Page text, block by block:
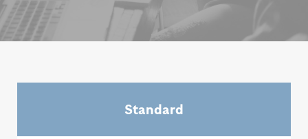
Standard